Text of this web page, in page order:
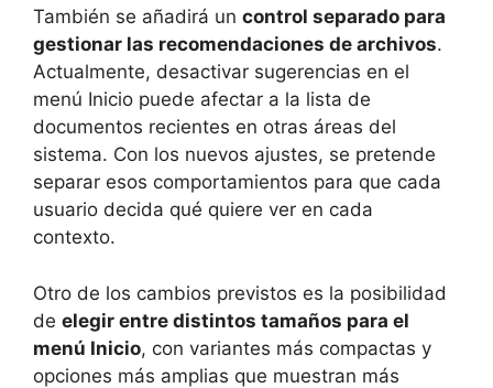
También se añadirá un control separado para
gestionar las recomendaciones de archivos.
Actualmente, desactivar sugerencias en el
menú Inicio puede afectar a la lista de
documentos recientes en otras áreas del
sistema. Con los nuevos ajustes, se pretende
separar esos comportamientos para que cada
usuario decida qué quiere ver en cada
contexto.
Otro de los cambios previstos es la posibilidad
de elegir entre distintos tamaños para el
menú Inicio, con variantes más compactas y
opciones más amplias que muestran más